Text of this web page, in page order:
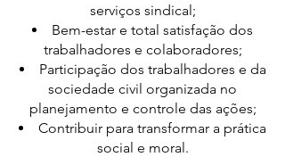
serviços sindical;
Bem-estar e total satisfação dos
trabalhadores e colaboradores;
Participação dos trabalhadores e da
sociedade civil organizada no
planejamento e controle das ações;
Contribuir para transformar a prática
social e moral.